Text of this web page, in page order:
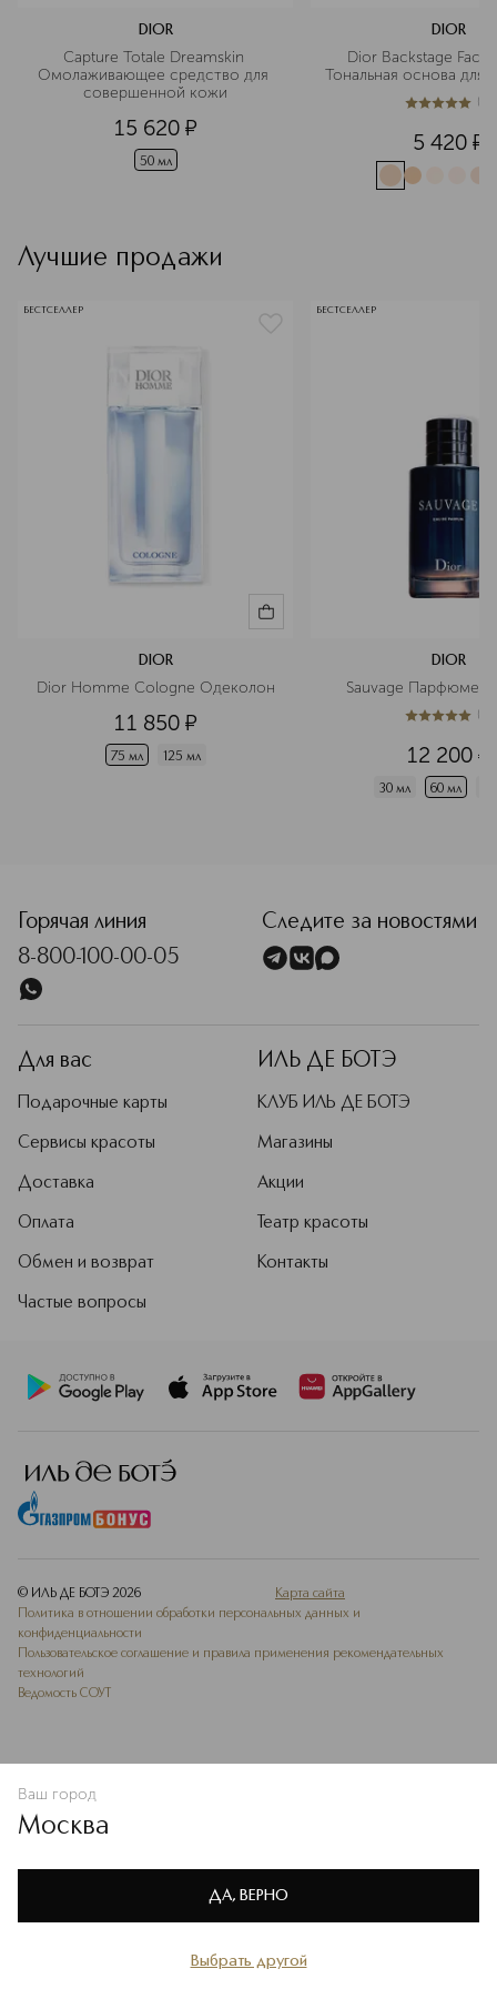
Политике конфиденциальности
DIOR
Capture Totale Dreamskin
Омолаживающее средство для
совершенной кожи
15 620 ¤
50 мл
DIOR
Dior Backstage Face
Тональная основа для
5из 51 (
5 420 ¤
Лучшие продажи
БЕСТСЕЛЛЕР
DIOR
Dior Homme Cologne Одеколон
11 850 ¤
75 мл 125 мл
БЕСТСЕЛЛЕР
DIOR
Sauvage
5из 51 (
12 200 ¤
30 мл 60 мл
В КОРЗИНУ
Горячая линия
8-800-100-00-05
Следите за новостями
Для вас
Подарочные карты
Сервисы красоты
Доставка
Оплата
Обмен и возврат
Частые вопросы
ИЛЬ ДЕ БОТЭ
КЛУБ ИЛЬ ДЕ БОТЭ
Магазины
Акции
Театр красоты
Контакты
© ИЛЬ ДЕ БОТЭ 2026
Карта сайта
Политика в отношении обработки персональных данных и
конфиденциальности
Пользовательское соглашение и правила применения рекомендательных
технологий
Ведомость СОУТ
Избранное
Ваш город
Москва
Выбрать другой
ДА, ВЕРНО